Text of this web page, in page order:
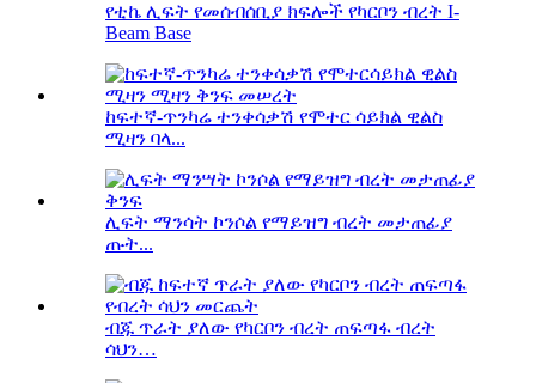
የቲኬ ሊፍት የመሰብሰቢያ ክፍሎች የካርቦን ብረት I-
Beam Base
ከፍተኛ-ጥንካሬ ተንቀሳቃሽ የሞተር ሳይክል ዊልስ
ሚዛን ባላ...
ሊፍት ማንሳት ኮንሶል የማይዝግ ብረት መታጠፊያ
ጡት...
ብጁ ጥራት ያለው የካርቦን ብረት ጠፍጣፋ ብረት
ሳህን…